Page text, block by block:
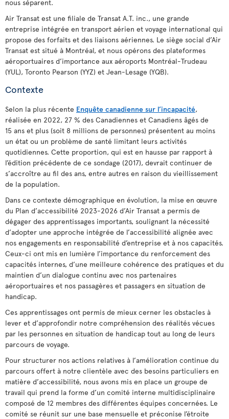
nous séparent.
Air Transat est une filiale de Transat A.T. inc., une grande
entreprise intégrée en transport aérien et voyage international qui
propose des forfaits et des liaisons aériennes. Le siège social d’Air
Transat est situé à Montréal, et nous opérons des plateformes
aéroportuaires d’importance aux aéroports Montréal-Trudeau
(YUL), Toronto Pearson (YYZ) et Jean-Lesage (YQB).
Contexte
Selon la plus récente Enquête canadienne sur l’incapacité,
réalisée en 2022, 27 % des Canadiennes et Canadiens âgés de
15 ans et plus (soit 8 millions de personnes) présentent au moins
un état ou un problème de santé limitant leurs activités
quotidiennes. Cette proportion, qui est en hausse par rapport à
l’édition précédente de ce sondage (2017), devrait continuer de
s’accroître au fil des ans, entre autres en raison du vieillissement
de la population.
Dans ce contexte démographique en évolution, la mise en œuvre
du Plan d’accessibilité 2023-2026 d’Air Transat a permis de
dégager des apprentissages importants, soulignant la nécessité
d’adopter une approche intégrée de l’accessibilité alignée avec
nos engagements en responsabilité d’entreprise et à nos capacités.
Ceux-ci ont mis en lumière l’importance du renforcement des
capacités internes, d’une meilleure cohérence des pratiques et du
maintien d’un dialogue continu avec nos partenaires
aéroportuaires et nos passagères et passagers en situation de
handicap.
Ces apprentissages ont permis de mieux cerner les obstacles à
lever et d’approfondir notre compréhension des réalités vécues
par les personnes en situation de handicap tout au long de leurs
parcours de voyage.
Pour structurer nos actions relatives à l’amélioration continue du
parcours offert à notre clientèle avec des besoins particuliers en
matière d’accessibilité, nous avons mis en place un groupe de
travail qui prend la forme d’un comité interne multidisciplinaire
composé de 12 membres des différentes équipes concernées. Le
comité se réunit sur une base mensuelle et préconise l’étroite